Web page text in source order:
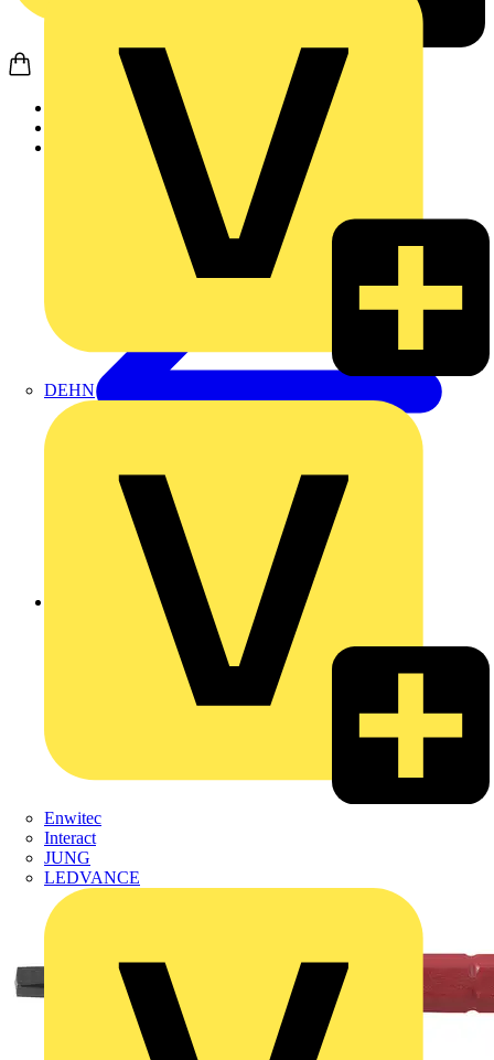
DEHN
Enwitec
Interact
JUNG
LEDVANCE
Zurück zu Produkte